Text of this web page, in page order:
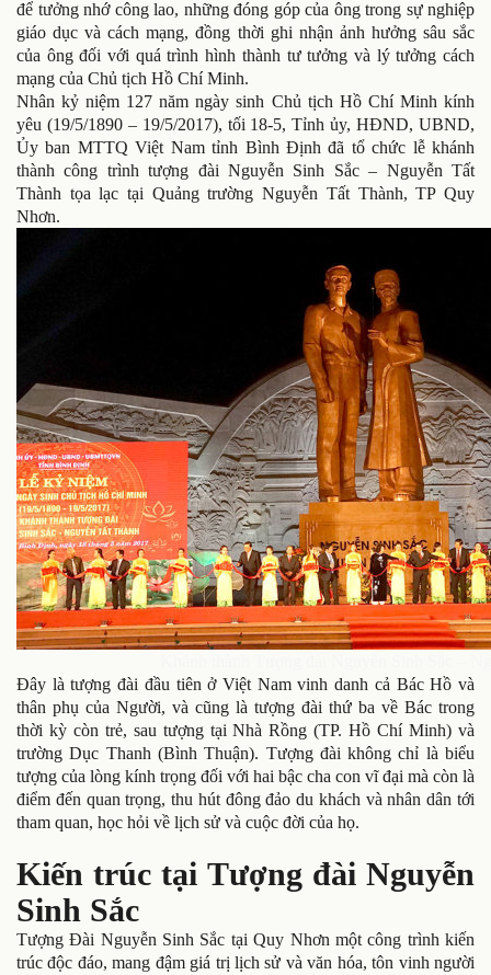
để tưởng nhớ công lao, những đóng góp của ông trong sự nghiệp
giáo dục và cách mạng, đồng thời ghi nhận ảnh hưởng sâu sắc
của ông đối với quá trình hình thành tư tưởng và lý tưởng cách
mạng của Chủ tịch Hồ Chí Minh.
Nhân kỷ niệm 127 năm ngày sinh Chủ tịch Hồ Chí Minh kính
yêu (19/5/1890 – 19/5/2017), tối 18-5, Tỉnh ủy, HĐND, UBND,
Ủy ban MTTQ Việt Nam tỉnh Bình Định đã tổ chức lễ khánh
thành công trình tượng đài Nguyễn Sinh Sắc – Nguyễn Tất
Thành tọa lạc tại Quảng trường Nguyễn Tất Thành, TP Quy
Nhơn.
Đây là tượng đài đầu tiên ở Việt Nam vinh danh cả Bác Hồ và
thân phụ của Người, và cũng là tượng đài thứ ba về Bác trong
thời kỳ còn trẻ, sau tượng tại Nhà Rồng (TP. Hồ Chí Minh) và
trường Dục Thanh (Bình Thuận). Tượng đài không chỉ là biểu
tượng của lòng kính trọng đối với hai bậc cha con vĩ đại mà còn là
điểm đến quan trọng, thu hút đông đảo du khách và nhân dân tới
tham quan, học hỏi về lịch sử và cuộc đời của họ.
Kiến trúc tại Tượng đài Nguyễn
Sinh Sắc
Tượng Đài Nguyễn Sinh Sắc tại Quy Nhơn một công trình kiến
trúc độc đáo, mang đậm giá trị lịch sử và văn hóa, tôn vinh người